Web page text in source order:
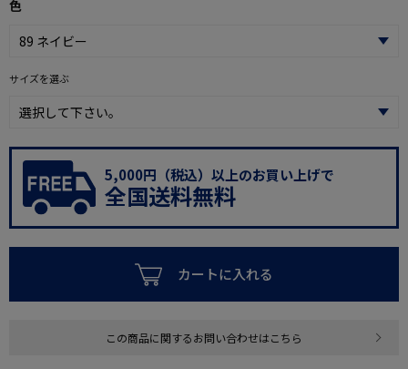
色
サイズを選ぶ
5,000円（税込）以上のお買い上げで
全国送料無料
カートに入れる
この商品に関するお問い合わせはこちら